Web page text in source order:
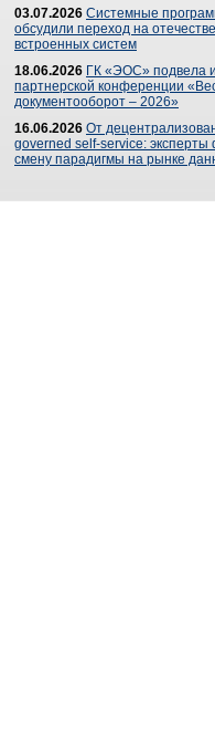
03.07.2026 Системные
обсудили переход на
встроенных систем
18.06.2026 ГК «ЭОС» подвела
партнерской конференции
документооборот – 2026»
16.06.2026 От
governed self-service: эксперты
смену парадигмы на рынке